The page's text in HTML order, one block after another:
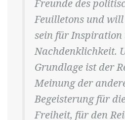
Freunde des
Feuilletons und
sein für Inspiration
Nachdenklichkeit.
Grundlage ist der
Meinung der
Begeisterung für
Freiheit, für den